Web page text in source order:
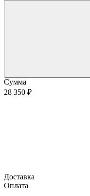
Сумма
28 350 ₽
Доставка
Оплата